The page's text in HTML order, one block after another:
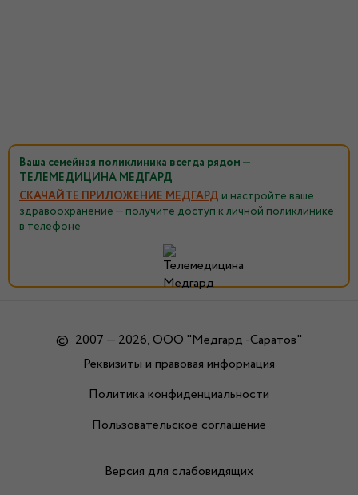
Ваша семейная поликлиника всегда рядом —
ТЕЛЕМЕДИЦИНА МЕДГАРД
СКАЧАЙТЕ ПРИЛОЖЕНИЕ МЕДГАРД и настройте ваше
здравоохранение — получите доступ к личной поликлинике
в телефоне
© 2007 — 2026, ООО "Медгард -Саратов"
Реквизиты и правовая информация
Политика конфиденциальности
Пользовательское соглашение
Версия для слабовидящих